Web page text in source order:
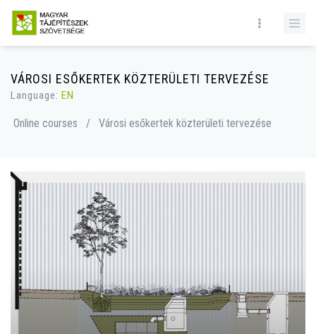
VÁROSI ESŐKERTEK KÖZTERÜLETI TERVEZÉSE
Language: EN
Online courses / Városi esőkertek közterületi tervezése